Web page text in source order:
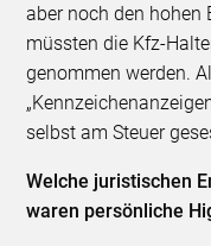
aber noch den
müssten die Kfz-
genommen werden.
selbst am Steuer
Welche juristischen
waren persönliche